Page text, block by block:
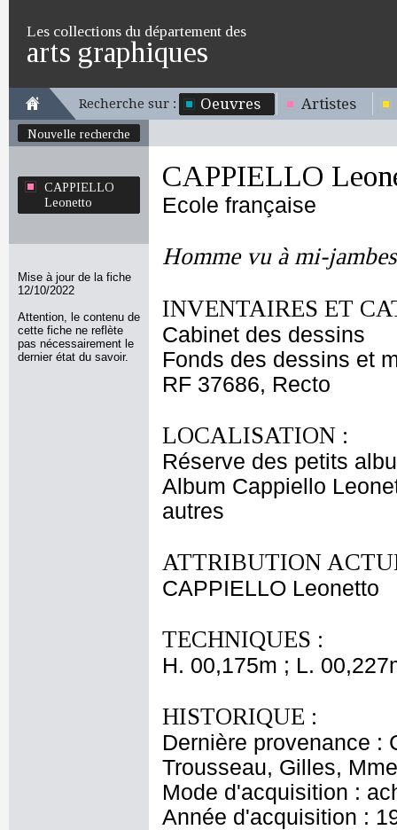
Les collections du département des
arts graphiques
Recherche sur : Oeuvres Artistes
Nouvelle recherche
CAPPIELLO
Leonetto
Mise à jour de la fiche
12/10/2022
Attention, le contenu de
cette fiche ne reflète
pas nécessairement le
dernier état du savoir.
CAPPIELLO
Ecole française
Homme vu à mi-
INVENTAIRES ET
Cabinet des dessins
Fonds des dessins et
RF 37686, Recto
LOCALISATION :
Réserve des petits
Album Cappiello
autres
ATTRIBUTION
CAPPIELLO Leonetto
TECHNIQUES :
H. 00,175m ; L.
HISTORIQUE :
Dernière provenance :
Trousseau, Gilles,
Mode d'acquisition :
Année d'acquisition :